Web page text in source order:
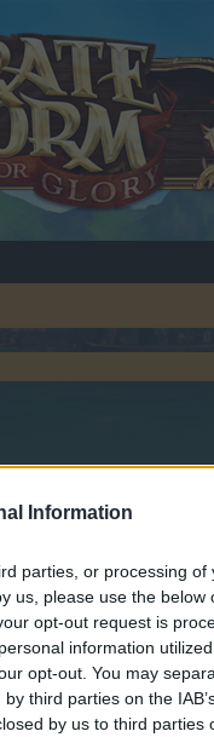
Information
parties, or processing of
us, please use the below
opt-out request is
information
opt-out. You may
third parties on the
by us to third parties
starten
auf Deinen